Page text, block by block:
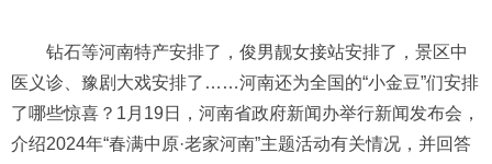
钻石等河南特产安排了，俊男靓女接站安排了，景区中
医义诊、豫剧大戏安排了……河南还为全国的“小金豆”们安排
了哪些惊喜？1月19日，河南省政府新闻办举行新闻发布会，
介绍2024年“春满中原·老家河南”主题活动有关情况，并回答